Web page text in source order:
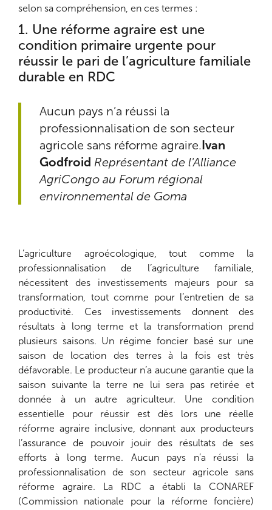
selon sa compréhension, en ces termes :
1. Une réforme agraire est une
condition primaire urgente pour
réussir le pari de l’agriculture familiale
durable en RDC
Aucun pays n’a réussi la
professionnalisation de son secteur
agricole sans réforme agraire. Ivan
Godfroid Représentant de l'Alliance
AgriCongo au Forum régional
environnemental de Goma
L’agriculture agroécologique, tout comme la
professionnalisation de l’agriculture familiale,
nécessitent des investissements majeurs pour sa
transformation, tout comme pour l’entretien de sa
productivité. Ces investissements donnent des
résultats à long terme et la transformation prend
plusieurs saisons. Un régime foncier basé sur une
saison de location des terres à la fois est très
défavorable. Le producteur n’a aucune garantie que la
saison suivante la terre ne lui sera pas retirée et
donnée à un autre agriculteur. Une condition
essentielle pour réussir est dès lors une réelle
réforme agraire inclusive, donnant aux producteurs
l’assurance de pouvoir jouir des résultats de ses
efforts à long terme. Aucun pays n’a réussi la
professionnalisation de son secteur agricole sans
réforme agraire. La RDC a établi la CONAREF
(Commission nationale pour la réforme foncière)